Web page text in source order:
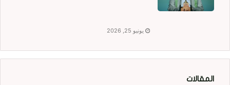
يونيو 25, 2026
المقالات